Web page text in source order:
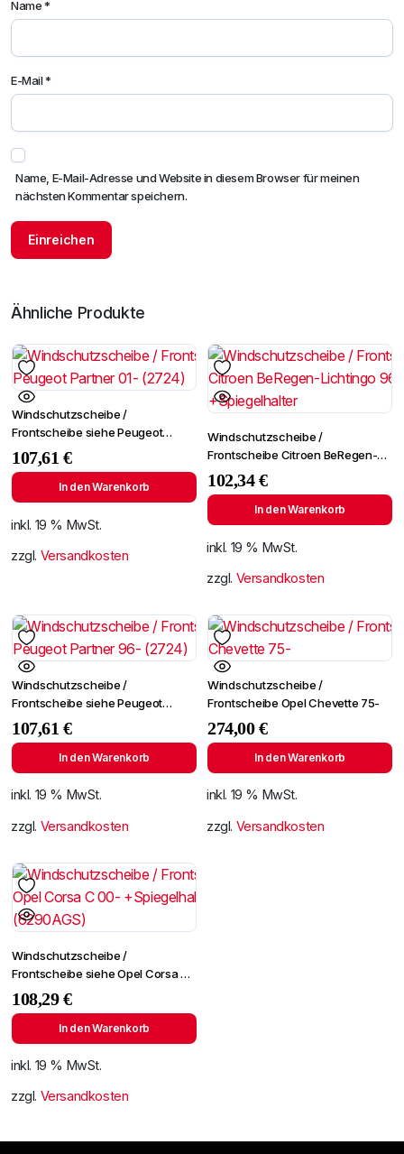
Name*
E-Mail*
Name, E-Mail-Adresse und Website in diesem Browser für meinen
nächsten Kommentar speichern.
Ähnliche Produkte
Windschutzscheibe /
Frontscheibe siehe Peugeot
Partner 01- (2724)
107,61€
In den Warenkorb
inkl. 19 % MwSt.
zzgl. Versandkosten
Windschutzscheibe /
Frontscheibe Citroen BeRegen-
Lichtingo 96- +Spiegelhalter
102,34€
In den Warenkorb
inkl. 19 % MwSt.
zzgl. Versandkosten
Windschutzscheibe /
Frontscheibe siehe Peugeot
Partner 96- (2724)
107,61€
In den Warenkorb
inkl. 19 % MwSt.
zzgl. Versandkosten
Windschutzscheibe /
Frontscheibe Opel Chevette 75-
274,00€
In den Warenkorb
inkl. 19 % MwSt.
zzgl. Versandkosten
Windschutzscheibe /
Frontscheibe siehe Opel Corsa C
00- +Spiegelhalter (6290AGS)
108,29€
In den Warenkorb
inkl. 19 % MwSt.
zzgl. Versandkosten